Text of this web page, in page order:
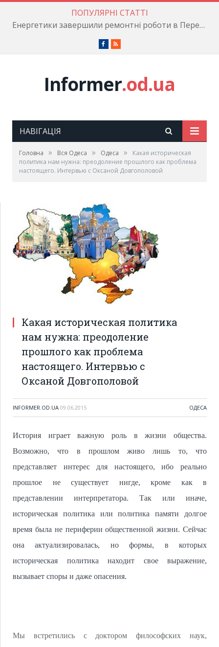
ПОПУЛЯРНІ СТАТТІ
Енергетики завершили ремонтні роботи в Пересипському районі
Facebook
RSS
Informer.od.ua
НАВІГАЦІЯ
Головна » Вся Одеса » Одеса »
Какая историческая
политика нам нужна: преодоление прошлого как проблема
настоящего. Интервью с Оксаной Довгополовой
Какая историческая политика
нам нужна: преодоление
прошлого как проблема
настоящего. Интервью с
Оксаной Довгополовой
INFORMER.OD.UA 09.06.2015 ОДЕСА
История играет важную роль в жизни общества.
Возможно, что в прошлом живо лишь то, что
представляет интерес для настоящего, ибо реально
прошлое не существует нигде, кроме как в
представлении интерпретатора. Так или иначе,
историческая политика или политика памяти долгое
время была не периферии общественной жизни. Сейчас
она актуализировалась, но формы, в которых
историческая политика находит свое выражение,
вызывает споры и даже опасения.
Мы встретились с доктором философских наук,